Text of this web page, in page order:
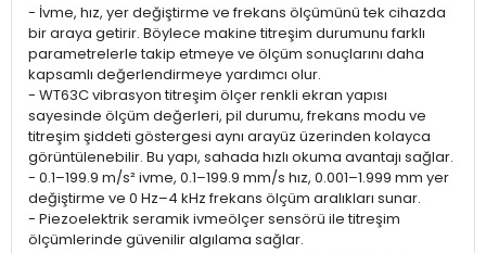
- İvme, hız, yer değiştirme ve frekans ölçümünü tek cihazda
bir araya getirir. Böylece makine titreşim durumunu farklı
parametrelerle takip etmeye ve ölçüm sonuçlarını daha
kapsamlı değerlendirmeye yardımcı olur.
- WT63C vibrasyon titreşim ölçer renkli ekran yapısı
sayesinde ölçüm değerleri, pil durumu, frekans modu ve
titreşim şiddeti göstergesi aynı arayüz üzerinden kolayca
görüntülenebilir. Bu yapı, sahada hızlı okuma avantajı sağlar.
- 0.1–199.9 m/s² ivme, 0.1–199.9 mm/s hız, 0.001–1.999 mm yer
değiştirme ve 0 Hz–4 kHz frekans ölçüm aralıkları sunar.
- Piezoelektrik seramik ivmeölçer sensörü ile titreşim
ölçümlerinde güvenilir algılama sağlar.